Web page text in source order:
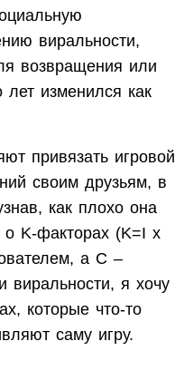
виральности,
возвращения или
лет изменился как
привязать игровой
своим друзьям, в
как плохо она
о K-факторах (K=I x
а C –
виральности, я хочу
которые что-то
саму игру.